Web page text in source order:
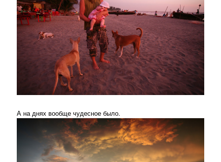
А на днях вообще чудесное было.